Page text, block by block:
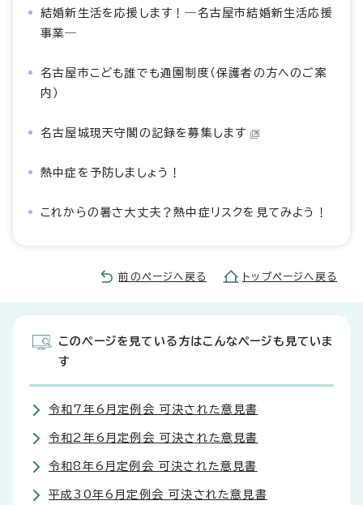
結婚新生活を応援します！―名古屋市結婚新生活応援
事業―
名古屋市こども誰でも通園制度（保護者の方へのご案
内）
名古屋城現天守閣の記録を募集します
熱中症を予防しましょう！
これからの暑さ大丈夫？熱中症リスクを見てみよう！
前のページへ戻る トップページへ戻る
このページを見ている方はこんなページも見ていま
す
令和7年6月定例会 可決された意見書
令和2年6月定例会 可決された意見書
令和8年6月定例会 可決された意見書
平成30年6月定例会 可決された意見書